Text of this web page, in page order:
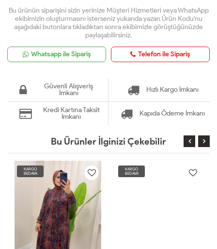
Bu ürünün siparişini sizin yerinize Müşteri Hizmetleri veya WhatsApp
ekibimizin oluşturmasını isterseniz yukarıda yazan Ürün Kodu'nu
aşağıdaki butonlara tıkladıktan sonra ekibimizle görüştüğünüzde
paylaşabilirsiniz.
Whatsapp ile Sipariş Telefon ile Sipariş
Güvenli Alışveriş
İmkanı
Hızlı Kargo İmkanı
Kredi Kartına Taksit
İmkanı
Kapıda Ödeme İmkanı
Bu Ürünler İlginizi Çekebilir
KARGO
BEDAVA
KARGO
BEDAVA